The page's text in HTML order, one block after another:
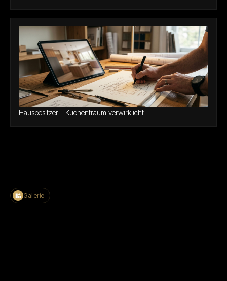
Hausbesitzer - Küchentraum verwirklicht
Galerie